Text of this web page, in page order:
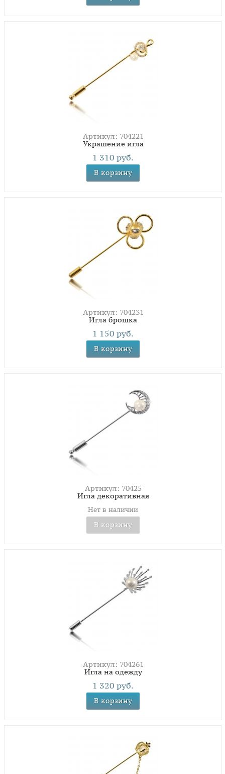
Артикул: 704221
Украшение игла
1 310 руб.
В корзину
Артикул: 704231
Игла брошка
1 150 руб.
В корзину
Артикул: 70425
Игла декоративная
Нет в наличии
В корзину
Артикул: 704261
Игла на одежду
1 320 руб.
В корзину